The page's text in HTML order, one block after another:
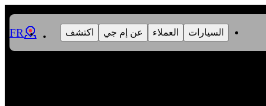
السيارات العملاء عن إم جي اكتشف FR